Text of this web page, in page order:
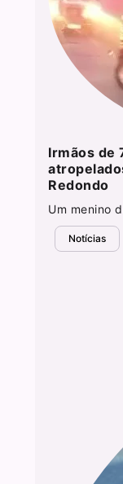
Irmãos de
Redondo
Um menino
Notícias